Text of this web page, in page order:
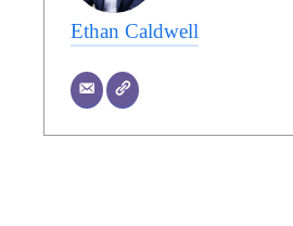
Ethan Caldwell